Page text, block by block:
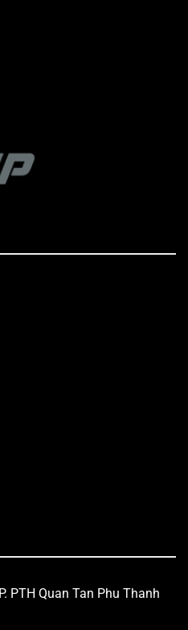
PTH Quan Tan Phu Thanh